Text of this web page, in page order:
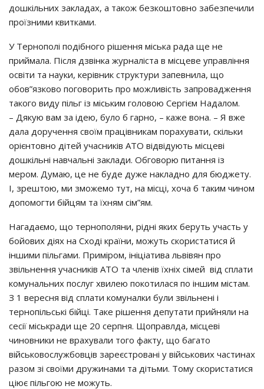
дошкільних закладах, а також безкоштовно забезпечили
проїзними квитками.
У Тернополі подібного рішення міська рада ще не
приймала. Після дзвінка журналіста в місцеве управління
освіти та науки, керівник структури запевнила, що
обов”язково поговорить про можливість запровадження
такого виду пільг із міським головою Сергієм Надалом.
– Дякую вам за ідею, було б гарно, – каже вона. – Я вже
дала доручення своїм працівникам порахувати, скільки
орієнтовно дітей учасників АТО відвідують місцеві
дошкільні навчальні заклади. Обговорю питання із
мером. Думаю, це не буде дуже накладно для бюджету.
І, зрештою, ми зможемо тут, на місці, хоча б таким чином
допомогти бійцям та їхням сім”ям.
Нагадаємо, що тернополяни, рідні яких беруть участь у
бойових діях на Сході країни, можуть скористатися й
іншими пільгами. Приміром, ініціатива львівян про
звільнення учасників АТО та членів їхніх сімей від сплати
комунальних послуг хвилею покотилася по іншим містам.
З 1 вересня від сплати комуналки були звільнені і
тернопільські бійці. Таке рішення депутати прийняли на
сесії міськради ще 20 серпня. Щоправлда, місцеві
чиновники не врахували того факту, що багато
військовослужбовців зареєстровані у військових частинах
разом зі своїми дружинами та дітьми. Тому скористатися
ціює пільгою не можуть.